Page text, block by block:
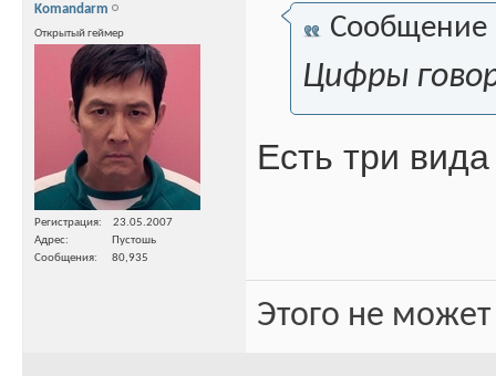
Komandarm
Открытый геймер
Регистрация
23.05.2007
Адрес
Пустошь
Сообщения
80,935
Сообщение
Цифры
Есть три
Этого не